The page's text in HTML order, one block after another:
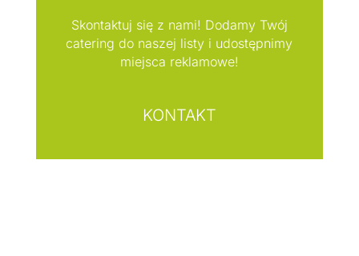
Skontaktuj się z nami! Dodamy Twój
catering do naszej listy i udostępnimy
miejsca reklamowe!
KONTAKT